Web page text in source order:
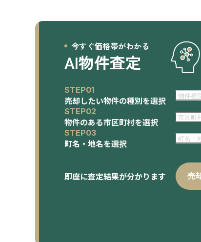
今すぐ価格帯がわかる
AI物件査定
STEP01
売却したい物件の種別を選択
STEP02
物件のある市区町村を選択
STEP03
町名・地名を選択
即座に査定結果が分かります 売